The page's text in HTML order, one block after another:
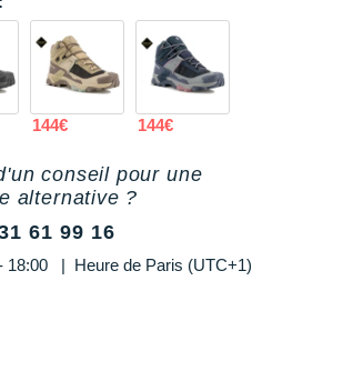
144€ 144€
conseil pour une
alternative ?
61 99 16
18:00 | Heure de Paris (UTC+1)